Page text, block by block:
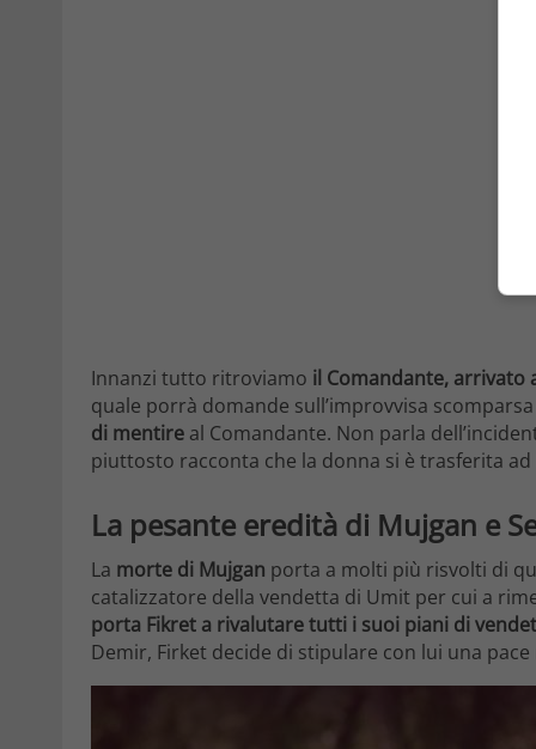
Innanzi tutto ritroviamo il Comandante, arrivato
quale porrà domande sull’improvvisa
di mentire al Comandante. Non parla
piuttosto racconta che la donna si è trasferita ad
La pesante eredità di Mujgan e
La morte di Mujgan porta a molti più risvolti di
catalizzatore della vendetta di Umit per cui a
porta Fikret a rivalutare tutti i suoi piani di
Demir, Firket decide di stipulare con lui una